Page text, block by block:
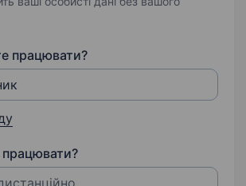
працювати?